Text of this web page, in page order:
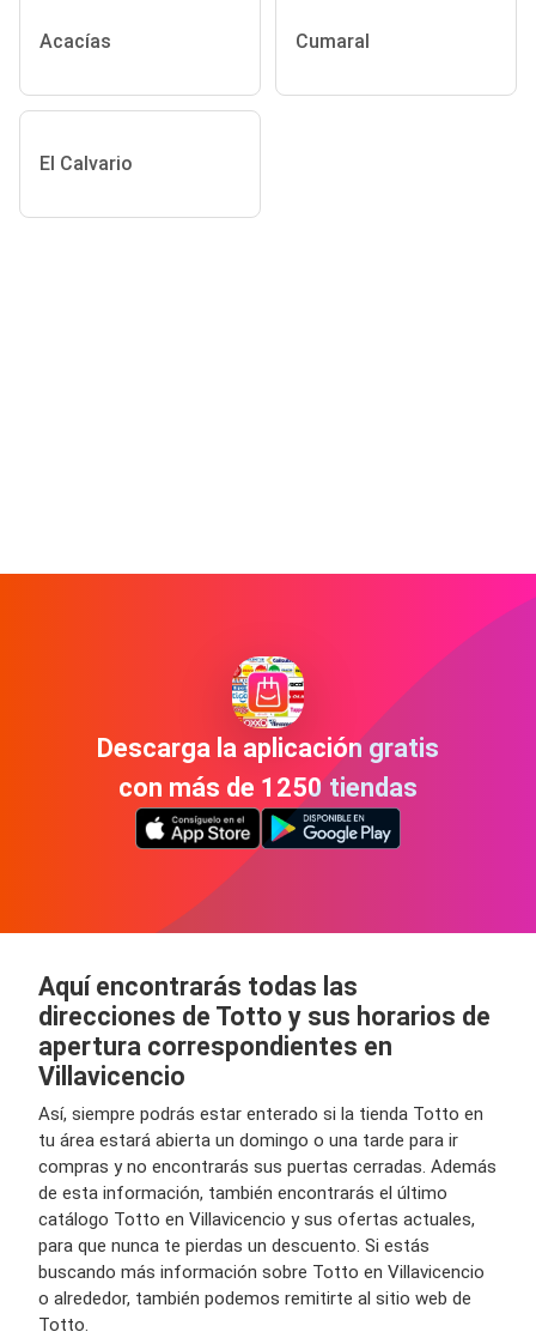
Acacías Cumaral
El Calvario
Descarga la aplicación gratis
con más de 1250 tiendas
Aquí encontrarás todas las
direcciones de Totto y sus horarios de
apertura correspondientes en
Villavicencio
Así, siempre podrás estar enterado si la tienda Totto en
tu área estará abierta un domingo o una tarde para ir
compras y no encontrarás sus puertas cerradas. Además
de esta información, también encontrarás el último
catálogo Totto en Villavicencio y sus ofertas actuales,
para que nunca te pierdas un descuento. Si estás
buscando más información sobre Totto en Villavicencio
o alrededor, también podemos remitirte al sitio web de
Totto.